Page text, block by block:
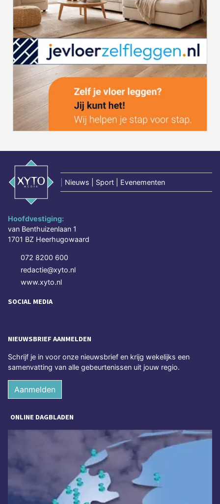
Nieuws | Sport | Evenementen
Hoofdvestiging:
van Benthuizenlaan 1
1701 BZ Heerhugowaard
072 8200 600
redactie@xyto.nl
www.xyto.nl
SOCIAL MEDIA
NIEUWSBRIEF AANMELDEN
Schrijf je in voor onze nieuwsbrief en krijg wekelijks een
samenvatting van alle gebeurtenissen uit jouw regio.
Aanmelden
ONLINE DAGBLADEN